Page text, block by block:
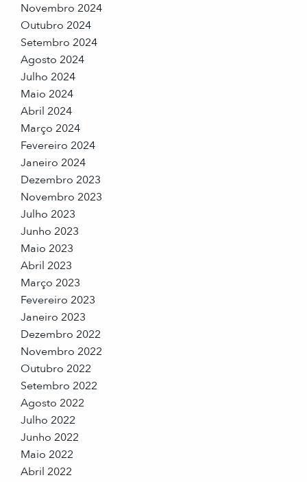
Novembro 2024
Outubro 2024
Setembro 2024
Agosto 2024
Julho 2024
Maio 2024
Abril 2024
Março 2024
Fevereiro 2024
Janeiro 2024
Dezembro 2023
Novembro 2023
Julho 2023
Junho 2023
Maio 2023
Abril 2023
Março 2023
Fevereiro 2023
Janeiro 2023
Dezembro 2022
Novembro 2022
Outubro 2022
Setembro 2022
Agosto 2022
Julho 2022
Junho 2022
Maio 2022
Abril 2022